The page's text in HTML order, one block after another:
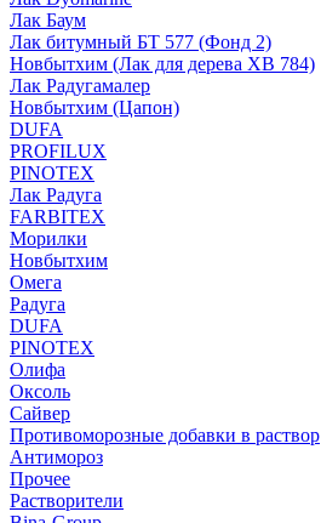
Лак Баум
Лак битумный БТ 577 (Фонд 2)
Новбытхим (Лак для дерева ХВ 784)
Лак Радугамалер
Новбытхим (Цапон)
DUFA
PROFILUX
PINOTEX
Лак Радуга
FARBITEX
Морилки
Новбытхим
Омега
Радуга
DUFA
PINOTEX
Олифа
Оксоль
Сайвер
Противоморозные добавки в раствор
Антимороз
Прочее
Растворители